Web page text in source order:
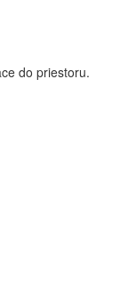
do priestoru.